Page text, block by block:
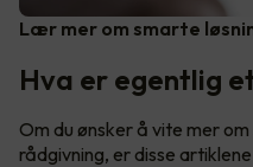
Lær mer om smarte
Hva er egentlig
Om du ønsker å vite mer
rådgivning, er disse